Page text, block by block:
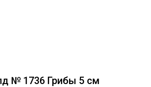
№ 1736 Грибы 5 см